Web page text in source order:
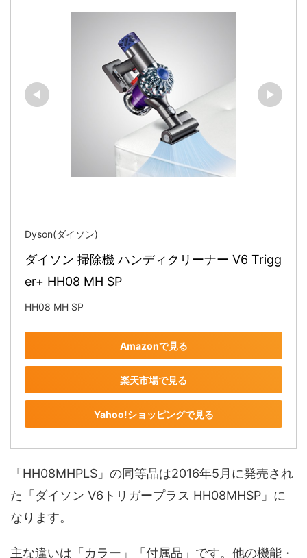
Dyson(ダイソン)
ダイソン 掃除機 ハンディクリーナー V6 Trigg
er+ HH08 MH SP
HH08 MH SP
Amazonで見る
楽天市場で見る
Yahoo!ショッピングで見る
「HH08MHPLS」の同等品は2016年5月に発売され
た「ダイソン V6トリガープラス HH08MHSP」に
なります。
主な違いは「カラー」「付属品」です。他の機能・